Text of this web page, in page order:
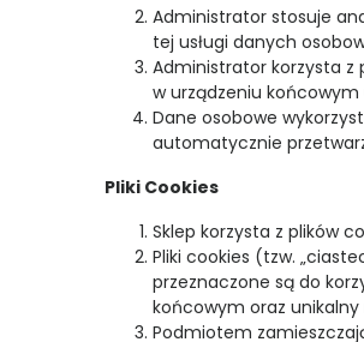
Administrator stosuje
tej usługi danych
Administrator korzysta z
w urządzeniu końcowym
Dane osobowe
automatycznie
Pliki Cookies
Sklep korzysta z plików
Pliki cookies (tzw.
przeznaczone są do
końcowym oraz unikalny
Podmiotem